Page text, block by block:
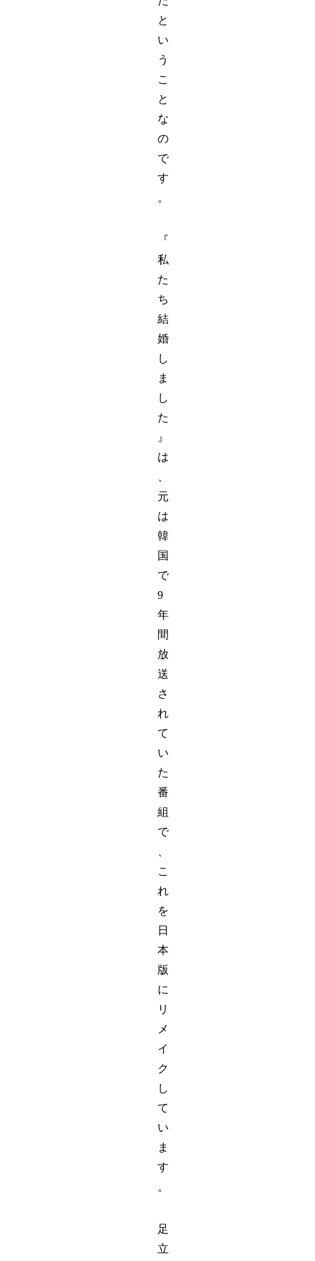
と
い
う
こ
と
な
の
で
す
。
『
私
た
ち
結
婚
し
ま
し
た
』
は
元
は
韓
国
で
9
年
間
放
送
さ
れ
て
い
た
番
組
で
こ
れ
を
日
本
版
に
リ
メ
イ
ク
し
て
い
ま
す
。
足
立